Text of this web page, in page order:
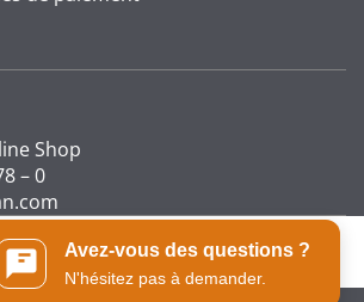
Avez-vous des questions ?
N'hésitez pas à demander.
Shop
– 0
T&Cs | Data protection statement